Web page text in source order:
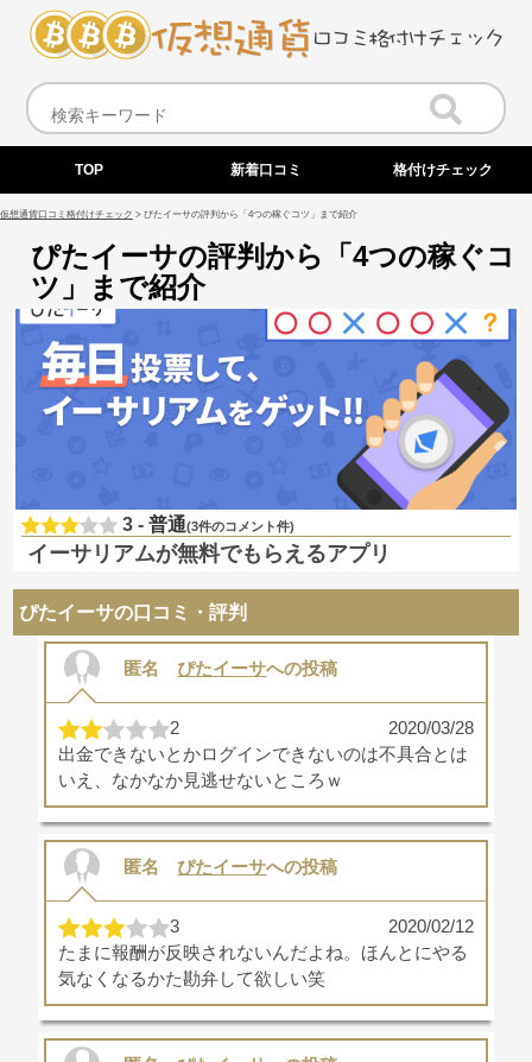
TOP 新着口コミ 格付けチェック
仮想通貨口コミ格付けチェック > ぴたイーサの評判から「4つの稼ぐコツ」まで紹介
ぴたイーサの評判から「4つの稼ぐコ
ツ」まで紹介
3 -普通(3件のコメント件)
イーサリアムが無料でもらえるアプリ
ぴたイーサの口コミ・評判
匿名 ぴたイーサへの投稿
2020/03/28
2
出金できないとかログインできないのは不具合とは
いえ、なかなか見逃せないところｗ
匿名 ぴたイーサへの投稿
2020/02/12
3
たまに報酬が反映されないんだよね。ほんとにやる
気なくなるかた勘弁して欲しい笑